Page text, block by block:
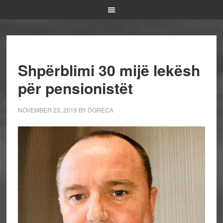
Shpërblimi 30 mijë lekësh
për pensionistët
NOVEMBER 23, 2019 BY DGRECA